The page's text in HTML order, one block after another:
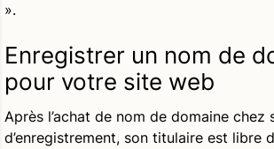
».
Enregistrer un nom de
pour votre site web
Après l’achat de nom de domaine chez
d’enregistrement, son titulaire est libre